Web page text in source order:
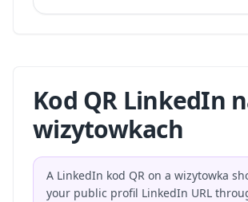
Kod QR LinkedIn
wizytowkach
A LinkedIn kod QR on a wizytowka
your public profil LinkedIn URL